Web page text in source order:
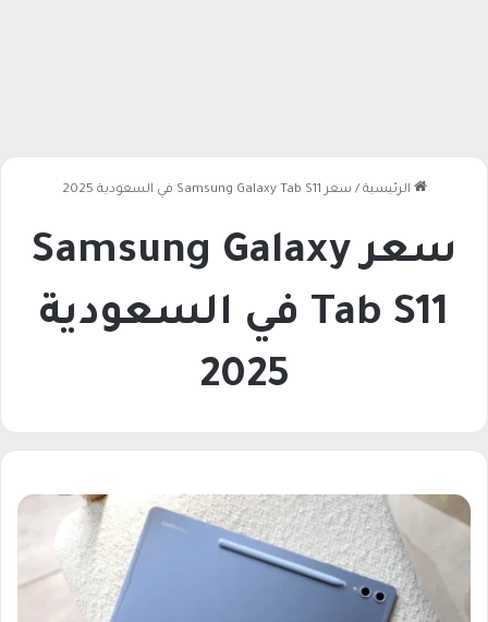
الرئيسية / سعر Samsung Galaxy Tab S11 في السعودية 2025
سعر Samsung Galaxy
Tab S11 في السعودية
2025